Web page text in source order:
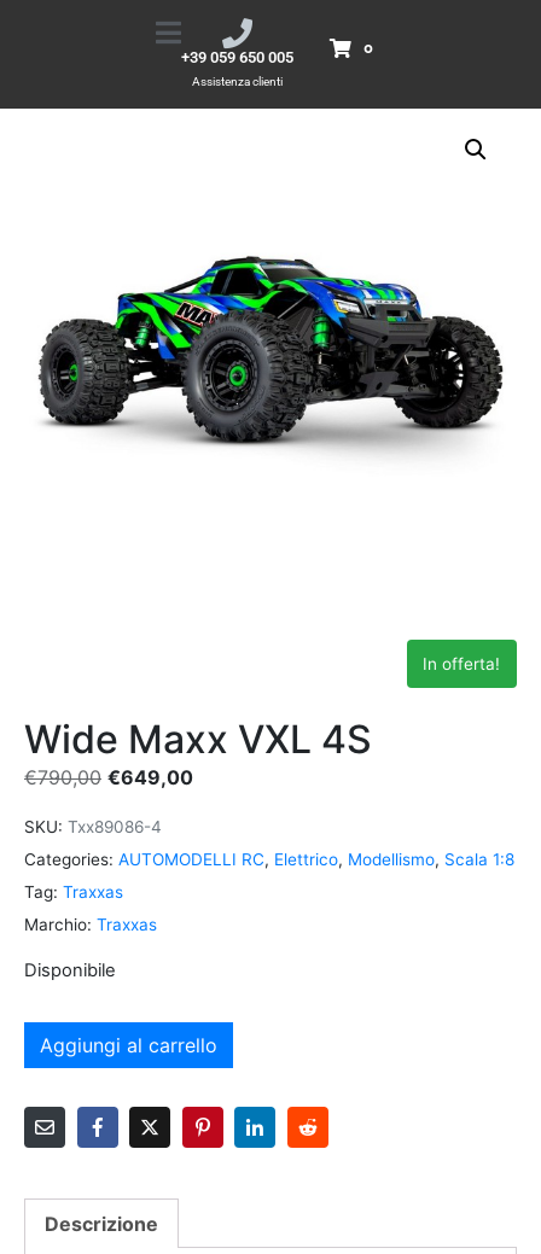
+39 059 650 005
Assistenza clienti
0
Prodotti Wide Maxx VXL 4S
In offerta!
Wide Maxx VXL 4S
€790,00 €649,00
SKU: Txx89086-4
Categories: AUTOMODELLI RC, Elettrico, Modellismo, Scala 1:8
Tag: Traxxas
Marchio: Traxxas
Disponibile
Aggiungi al carrello
Descrizione